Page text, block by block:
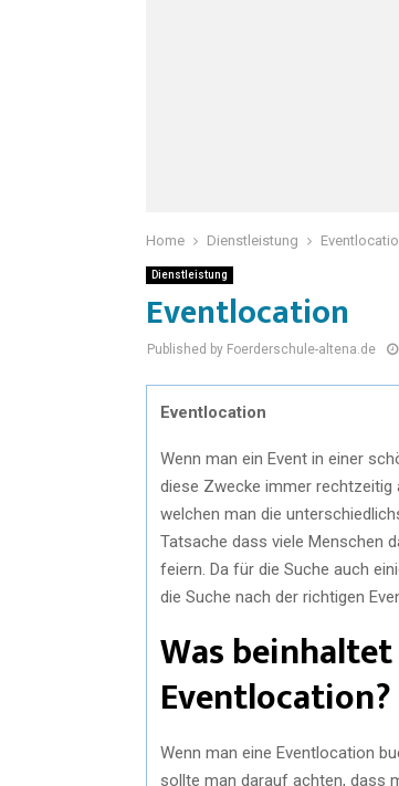
Home Dienstleistung
Dienstleistung
Eventlocation
Published by Foerderschule-altena.de
Eventlocation
Wenn man ein Event in einer
diese Zwecke immer rechtzeitig
welchen man die
Tatsache dass viele Menschen
feiern. Da für die Suche auch
die Suche nach der richtigen
Was
Eventlocation?
Wenn man eine Eventlocation
sollte man darauf achten, dass